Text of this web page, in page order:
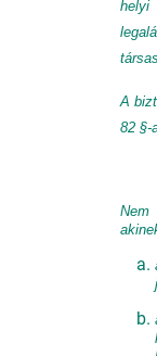
helyi
A
82 §-